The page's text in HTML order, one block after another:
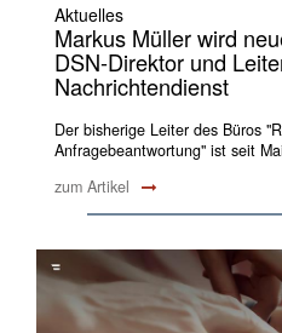
Aktuelles
Markus Müller wird
DSN-Direktor und
Nachrichtendienst
Der bisherige Leiter des Büros
Anfragebeantwortung" ist seit
zum Artikel